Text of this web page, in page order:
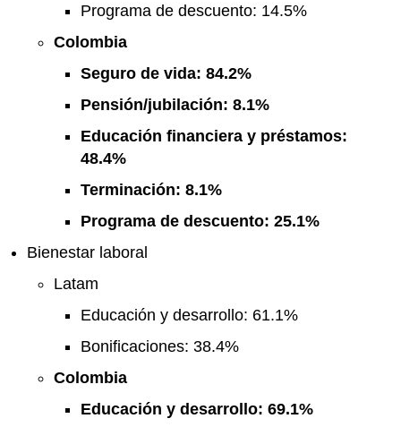
Programa de descuento: 14.5%
Colombia
Seguro de vida: 84.2%
Pensión/jubilación: 8.1%
Educación financiera y préstamos:
48.4%
Terminación: 8.1%
Programa de descuento: 25.1%
Bienestar laboral
Latam
Educación y desarrollo: 61.1%
Bonificaciones: 38.4%
Colombia
Educación y desarrollo: 69.1%